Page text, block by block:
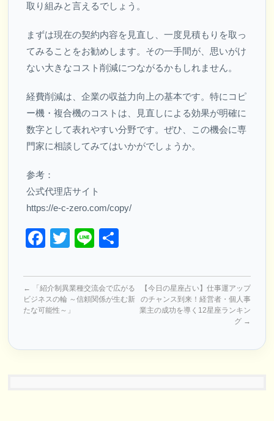
取り組みと言えるでしょう。
まずは現在の契約内容を見直し、一度見積もりを取っ
てみることをお勧めします。その一手間が、思いがけ
ない大きなコスト削減につながるかもしれません。
経費削減は、企業の収益力向上の基本です。特にコピ
ー機・複合機のコストは、見直しによる効果が明確に
数字として表れやすい分野です。ぜひ、この機会に専
門家に相談してみてはいかがでしょうか。
参考：
公式代理店サイト
https://e-c-zero.com/copy/
Facebook
Twitter
Line
←
「紹介制異業種交流会で広がる
ビジネスの輪 ～信頼関係が生む新
たな可能性～」
【今日の星座占い】仕事運アップ
のチャンス到来！経営者・個人事
業主の成功を導く12星座ランキン
グ →